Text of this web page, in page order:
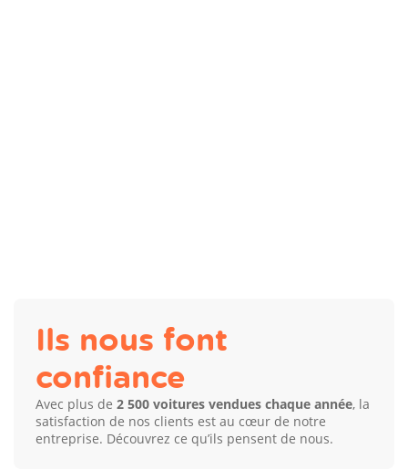
Ils nous font
confiance
Avec plus de2 500 voitures vendues chaque année, la
satisfaction de nos clients est au cœur de notre
entreprise. Découvrez ce qu’ils pensent de nous.